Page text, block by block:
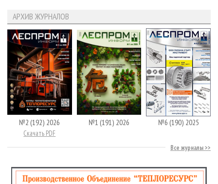
АРХИВ ЖУРНАЛОВ
№2 (192) 2026
Скачать PDF
№1 (191) 2026 №6 (190) 2025
Все журналы